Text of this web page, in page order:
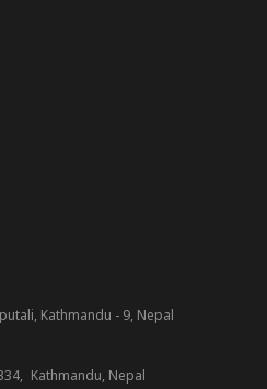
Kathmandu - 9, Nepal
Kathmandu, Nepal